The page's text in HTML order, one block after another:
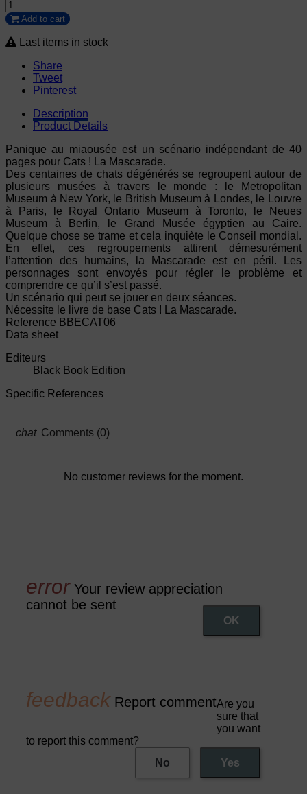
Add to cart
Last items in stock
Share
Tweet
Pinterest
Description
Product Details
Panique au miaousée est un scénario indépendant de 40
pages pour Cats ! La Mascarade.
Des centaines de chats dégénérés se regroupent autour de
plusieurs musées à travers le monde : le Metropolitan
Museum à New York, le British Museum à Londes, le Louvre
à Paris, le Royal Ontario Museum à Toronto, le Neues
Museum à Berlin, le Grand Musée égyptien au Caire.
Quelque chose se trame et cela inquiète le Conseil mondial.
En effet, ces regroupements attirent démesurément
l’attention des humains, la Mascarade est en péril. Les
personnages sont envoyés pour régler le problème et
comprendre ce qu’il s’est passé.
Un scénario qui peut se jouer en deux séances.
Nécessite le livre de base Cats ! La Mascarade.
Reference BBECAT06
Data sheet
Editeurs
Black Book Edition
Specific References
Comments (0)
No customer reviews for the moment.
Your review appreciation
cannot be sent
OK
Report commentAre you
sure that
you want
to report this comment?
No
Yes